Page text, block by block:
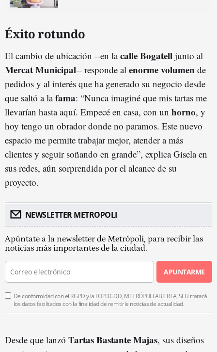
Éxito rotundo
El cambio de ubicación --en lacalle Bogatell junto al
Mercat Municipal-- responde al enorme volumen de
pedidos y al interés que ha generado su negocio desde
que saltó a lafama: “Nunca imaginé que mis tartas me
llevarían hasta aquí. Empecé en casa, con un horno, y
hoy tengo un obrador donde no paramos. Este nuevo
espacio me permite trabajar mejor, atender a más
clientes y seguir soñando en grande”, explica Gisela en
sus redes, aún sorprendida por el alcance de su
proyecto.
NEWSLETTER METROPOLI
Apúntate a la newsletter de Metrópoli, para recibir las
noticias más importantes de la ciudad.
APUNTARME
De conformidad con el RGPD y la LOPDGDD, METRÓPOLI ABIERTA, SLU tratará
los datos facilitados con la finalidad de remitirle noticias de actualidad.
Desde que lanzó Tartas Bastante Majas, sus diseños